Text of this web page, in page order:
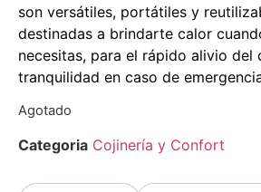
son versátiles, portátiles y
destinadas a brindarte calor
necesitas, para el rápido alivio
tranquilidad en caso de
Agotado
Categoria Cojinería y Confort